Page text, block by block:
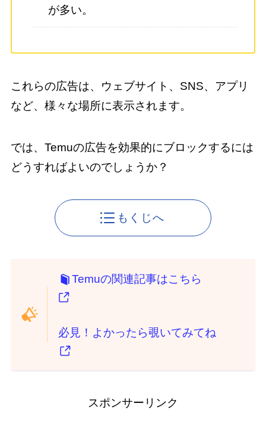
が多い。
これらの広告は、ウェブサイト、SNS、アプリ
など、様々な場所に表示されます。
では、Temuの広告を効果的にブロックするには
どうすればよいのでしょうか？
もくじへ
Temuの関連記事はこちら
必見！よかったら覗いてみてね
スポンサーリンク